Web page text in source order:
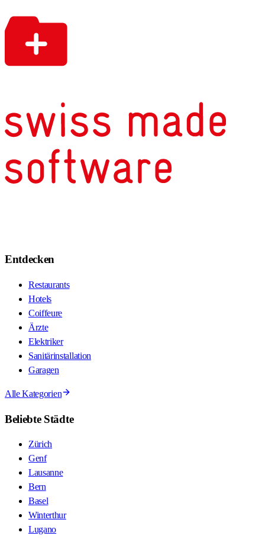
Entdecken
Restaurants
Hotels
Coiffeure
Ärzte
Elektriker
Sanitärinstallation
Garagen
Alle Kategorien
Beliebte Städte
Zürich
Genf
Lausanne
Bern
Basel
Winterthur
Lugano